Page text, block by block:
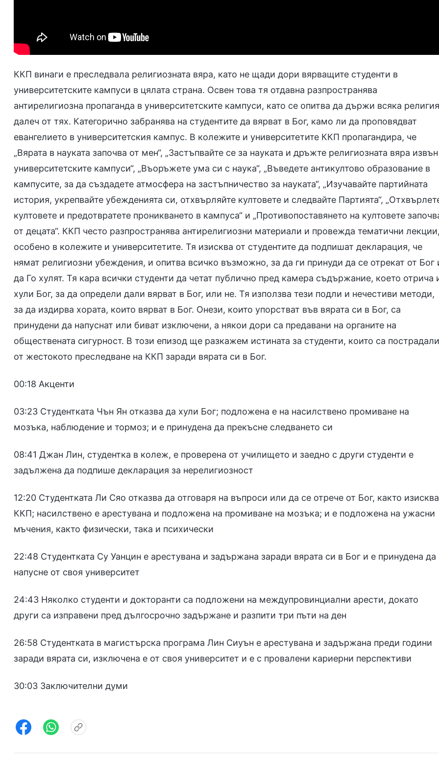
ККП винаги е преследвала религиозната вяра, като не щади дори вярващите студенти в
университетските кампуси в цялата страна. Освен това тя отдавна разпространява
антирелигиозна пропаганда в университетските кампуси, като се опитва да държи всяка религия
далеч от тях. Категорично забранява на студентите да вярват в Бог, камо ли да проповядват
евангелието в университетския кампус. В колежите и университетите ККП пропагандира, че
„Вярата в науката започва от мен“, „Застъпвайте се за науката и дръжте религиозната вяра извън
университетските кампуси“, „Въоръжете ума си с наука“, „Въведете антикултово образование в
кампусите, за да създадете атмосфера на застъпничество за науката“, „Изучавайте партийната
история, укрепвайте убежденията си, отхвърляйте култовете и следвайте Партията“,
култовете и предотвратете проникването в кампуса“ и „Противопоставянето на култовете
от децата“. ККП често разпространява антирелигиозни материали и провежда тематични
особено в колежите и университетите. Тя изисква от студентите да подпишат декларация, че
нямат религиозни убеждения, и опитва всичко възможно, за да ги принуди да се отрекат от Бог
да Го хулят. Тя кара всички студенти да четат публично пред камера съдържание, което отрича
хули Бог, за да определи дали вярват в Бог, или не. Тя използва тези подли и нечестиви методи,
за да издирва хората, които вярват в Бог. Онези, които упорстват във вярата си в Бог, са
принудени да напуснат или биват изключени, а някои дори са предавани на органите на
обществената сигурност. В този епизод ще разкажем истината за студенти, които са пострадали
от жестокото преследване на ККП заради вярата си в Бог.
00:18 Акценти
03:23 Студентката Чън Ян отказва да хули Бог; подложена е на насилствено промиване на
мозъка, наблюдение и тормоз; и е принудена да прекъсне следването си
08:41 Джан Лин, студентка в колеж, е проверена от училището и заедно с други студенти е
задължена да подпише декларация за нерелигиозност
12:20 Студентката Ли Сяо отказва да отговаря на въпроси или да се отрече от Бог, както изисква
ККП; насилствено е арестувана и подложена на промиване на мозъка; и е подложена на ужасни
мъчения, както физически, така и психически
22:48 Студентката Су Уанцин е арестувана и задържана заради вярата си в Бог и е принудена да
напусне от своя университет
24:43 Няколко студенти и докторанти са подложени на междупровинциални арести, докато
други са изправени пред дългосрочно задържане и разпити три пъти на ден
26:58 Студентката в магистърска програма Лин Сиуън е арестувана и задържана преди години
заради вярата си, изключена е от своя университет и е с провалени кариерни перспективи
30:03 Заключителни думи